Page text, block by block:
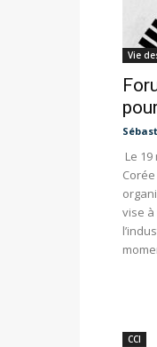
Vie
Le
vise
CCI